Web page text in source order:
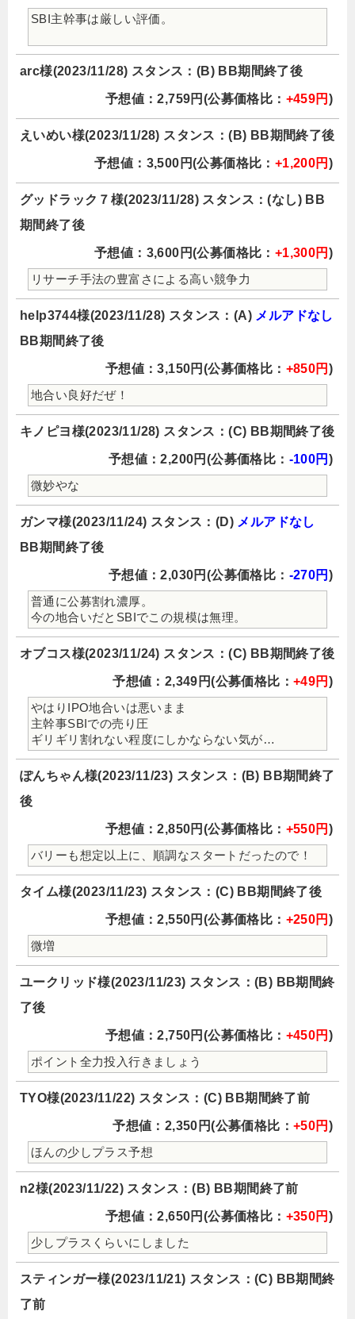
SBI主幹事は厳しい評価。
arc様(2023/11/28) スタンス：(B) BB期間終了後
予想値：2,759円(公募価格比： +459円 )
えいめい様(2023/11/28) スタンス：(B) BB期間終了後
予想値：3,500円(公募価格比： +1,200円 )
グッドラック７様(2023/11/28) スタンス：(なし) BB
期間終了後
予想値：3,600円(公募価格比： +1,300円 )
リサーチ手法の豊富さによる高い競争力
help3744様(2023/11/28) スタンス：(A) メルアドなし
BB期間終了後
予想値：3,150円(公募価格比： +850円 )
地合い良好だぜ！
キノピヨ様(2023/11/28) スタンス：(C) BB期間終了後
予想値：2,200円(公募価格比： -100円 )
微妙やな
ガンマ様(2023/11/24) スタンス：(D) メルアドなし
BB期間終了後
予想値：2,030円(公募価格比： -270円 )
普通に公募割れ濃厚。
今の地合いだとSBIでこの規模は無理。
オブコス様(2023/11/24) スタンス：(C) BB期間終了後
予想値：2,349円(公募価格比： +49円 )
やはりIPO地合いは悪いまま
主幹事SBIでの売り圧
ギリギリ割れない程度にしかならない気が…
ぽんちゃん様(2023/11/23) スタンス：(B) BB期間終了
後
予想値：2,850円(公募価格比： +550円 )
バリーも想定以上に、順調なスタートだったので！
タイム様(2023/11/23) スタンス：(C) BB期間終了後
予想値：2,550円(公募価格比： +250円 )
微増
ユークリッド様(2023/11/23) スタンス：(B) BB期間終
了後
予想値：2,750円(公募価格比： +450円 )
ポイント全力投入行きましょう
TYO様(2023/11/22) スタンス：(C) BB期間終了前
予想値：2,350円(公募価格比： +50円 )
ほんの少しプラス予想
n2様(2023/11/22) スタンス：(B) BB期間終了前
予想値：2,650円(公募価格比： +350円 )
少しプラスくらいにしました
スティンガー様(2023/11/21) スタンス：(C) BB期間終
了前